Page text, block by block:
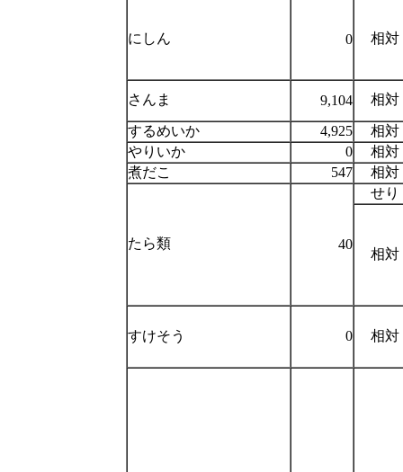
にしん 0 相対
さんま 9,104 相対
するめいか 4,925
相対
やりいか
0
相対
煮だこ
547 相対
たら類 40
せり
相対
すけそう 0 相対